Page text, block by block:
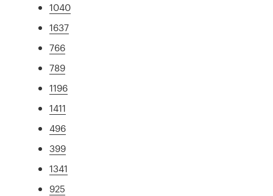
1040
1637
766
789
1196
1411
496
399
1341
925